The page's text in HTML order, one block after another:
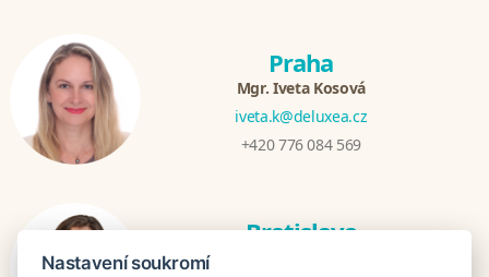
Praha
Mgr. Iveta Kosová
iveta.k@deluxea.cz
+420 776 084 569
Bratislava
Nastavení soukromí